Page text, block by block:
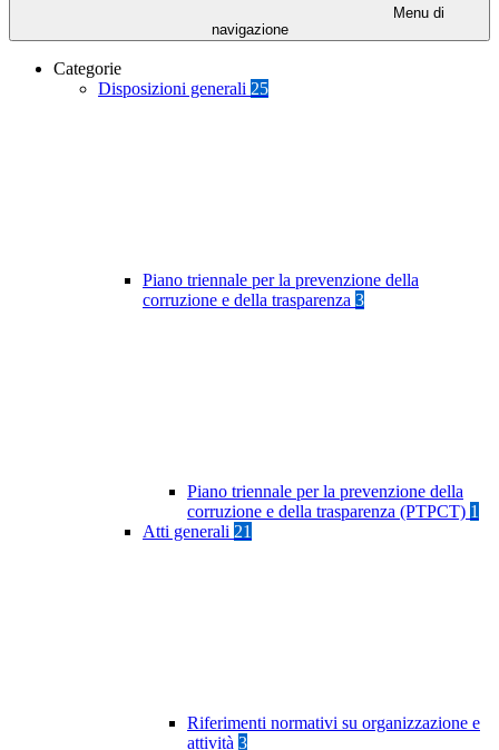
Menu di
navigazione
Categorie
Disposizioni generali 25
Piano triennale per la prevenzione della
corruzione e della trasparenza 3
Piano triennale per la prevenzione della
corruzione e della trasparenza (PTPCT) 1
Atti generali 21
Riferimenti normativi su organizzazione e
attività 3